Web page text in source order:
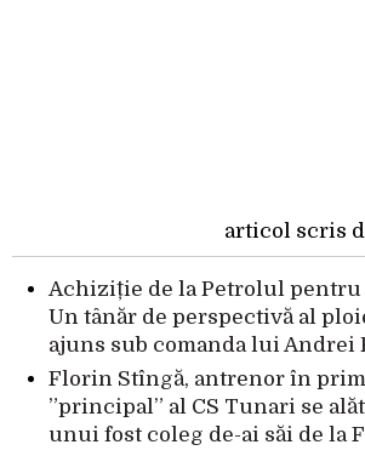
articol scris
Achiziție de la Petrolul pentru
Un tânăr de perspectivă al
ajuns sub comanda lui Andrei
Florin Stîngă, antrenor în
”principal” al CS Tunari se
unui fost coleg de-ai săi de la